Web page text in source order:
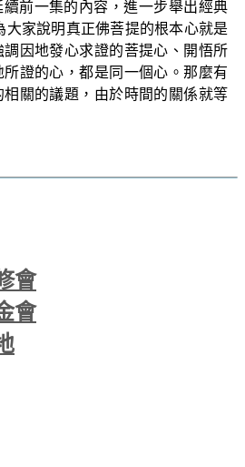
前一集的內容，進一步舉出經典
大家說明真正佛菩提的根本心就是
因地發心求證的菩提心、開悟所
證的心，都是同一個心。那麼有
關的議題，由於時間的關係就等
會
會